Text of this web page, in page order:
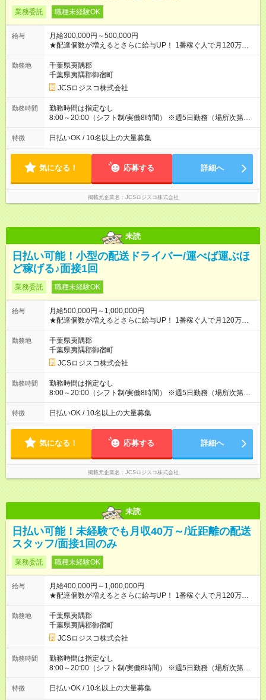
業務委託 職種未経験OK
給与
月給300,000円～500,000円
★配達個数が増えるとさらに給与UP！ 1番稼ぐ人で月120万ほ
ど！ ・主要都市エリア 月収55万円／週5日稼働 月収65万~112
万円／週6日稼働 ・地方郊外エリア 月収40万円／週5日稼働 月
収40万円~50万円／週6日稼働 ＜モデルイメージ＞ ■月収50万
円 (27歳男性/江東区在住)※元建築関係 1日150個配達×25日勤務
(日休み) ■月収80万円(43歳男性/墨田区在住)※元営業 1日200個
勤務地
千葉県夷隅郡
千葉県夷隅郡御宿町
JCSロジスコ株式会社
勤務時間
勤務時間は指定なし
8:00～20:00（シフト制/実働8時間） ※週5日勤務（場所次第で
は週4も有り） ※配達状況によって時間外での勤務可能性有り ※
案件により多少の前後あり ※配達が完了次第、帰社OKです
特徴 日払いOK / 10名以上の大量募集
気になる！ 応募する 詳細へ
掲載元企業名 JCSロジスコ株式会社
未読
日払い可能！小型の配送ドライバー/運べば運ぶほ
ど稼げる♪面接1回
業務委託 職種未経験OK
給与
月給500,000円～1,000,000円
★配達個数が増えるとさらに給与UP！ 1番稼ぐ人で月120万ほ
ど！ ・主要都市エリア 月収55万円／週5日稼働 月収65万~112
万円／週6日稼働 ・地方郊外エリア 月収40万円／週5日稼働 月
収40万円~50万円／週6日稼働 ＜モデルイメージ＞ ■月収50万
円 (27歳男性/江東区在住)※元建築関係 1日150個配達×25日勤務
(日休み) ■月収80万円(43歳男性/墨田区在住)※元営業 1日200個
勤務地
千葉県夷隅郡
千葉県夷隅郡御宿町
JCSロジスコ株式会社
勤務時間
勤務時間は指定なし
8:00～20:00（シフト制/実働8時間） ※週5日勤務（場所次第で
は週4も有り） ※配達状況によって時間外での勤務可能性有り ※
案件により多少の前後あり ※配達が完了次第、帰社OKです
特徴 日払いOK / 10名以上の大量募集
気になる！ 応募する 詳細へ
掲載元企業名 JCSロジスコ株式会社
未読
日払い可能！未経験でも月収40万～/近距離の配送
スタッフ/面接1回のみ
業務委託 職種未経験OK
給与
月給400,000円～1,000,000円
★配達個数が増えるとさらに給与UP！ 1番稼ぐ人で月120万ほ
ど！ ・主要都市エリア 月収55万円／週5日稼働 月収65万~112
万円／週6日稼働 ・地方郊外エリア 月収40万円／週5日稼働 月
収40万円~50万円／週6日稼働 ＜モデルイメージ＞ ■月収50万
円 (27歳男性/江東区在住)※元建築関係 1日150個配達×25日勤務
(日休み) ■月収80万円(43歳男性/墨田区在住)※元営業 1日200個
勤務地
千葉県夷隅郡
千葉県夷隅郡御宿町
JCSロジスコ株式会社
勤務時間
勤務時間は指定なし
8:00～20:00（シフト制/実働8時間） ※週5日勤務（場所次第で
は週4も有り） ※配達状況によって時間外での勤務可能性有り ※
案件により多少の前後あり ※配達が完了次第、帰社OKです
特徴 日払いOK / 10名以上の大量募集